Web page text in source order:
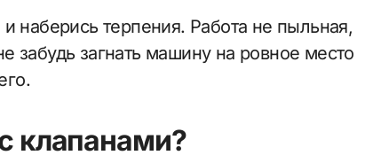
наберись терпения. Работа не пыльная,
забудь загнать машину на ровное место
клапанами?